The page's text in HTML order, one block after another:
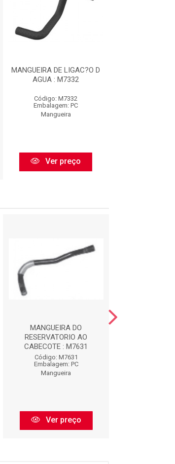
MANGUEIRA DE LIGAC?O D
AGUA : M7332
Código: M7332
Embalagem: PC
Mangueira
Ver preço
MANGUEIRA DO
RESERVATORIO AO
CABECOTE : M7631
Código: M7631
Embalagem: PC
Mangueira
Ver preço